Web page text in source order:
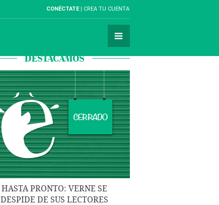
CONÉCTATE CREA TU CUENTA
DESTACAMOS
HASTA PRONTO: VERNE SE
DESPIDE DE SUS LECTORES